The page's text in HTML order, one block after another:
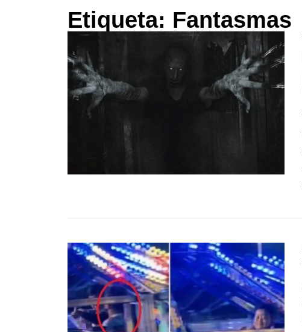
Etiqueta: Fantasmas